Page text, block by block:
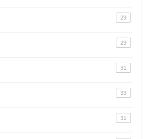
29
29
31
33
31